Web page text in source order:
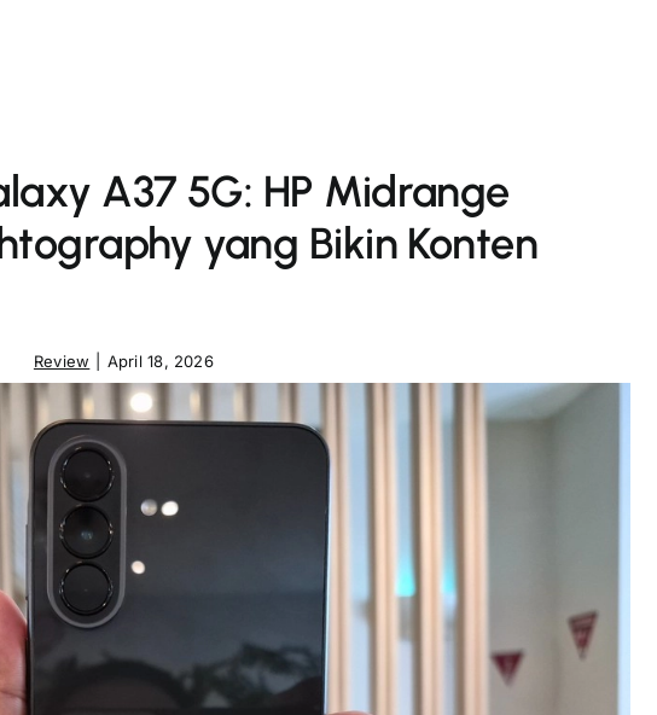
A37 5G: HP Midrange
yang Bikin Konten
Review April 18, 2026